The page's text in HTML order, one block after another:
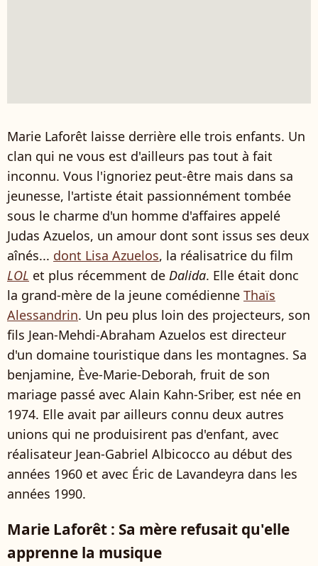
Marie Laforêt laisse derrière elle trois enfants. Un
clan qui ne vous est d'ailleurs pas tout à fait
inconnu. Vous l'ignoriez peut-être mais dans sa
jeunesse, l'artiste était passionnément tombée
sous le charme d'un homme d'affaires appelé
Judas Azuelos, un amour dont sont issus ses deux
aînés... dont Lisa Azuelos, la réalisatrice du film
LOL et plus récemment de Dalida. Elle était donc
la grand-mère de la jeune comédienne Thaïs
Alessandrin. Un peu plus loin des projecteurs, son
fils Jean-Mehdi-Abraham Azuelos est directeur
d'un domaine touristique dans les montagnes. Sa
benjamine, Ève-Marie-Deborah, fruit de son
mariage passé avec Alain Kahn-Sriber, est née en
1974. Elle avait par ailleurs connu deux autres
unions qui ne produisirent pas d'enfant, avec
réalisateur Jean-Gabriel Albicocco au début des
années 1960 et avec Éric de Lavandeyra dans les
années 1990.
Marie Laforêt : Sa mère refusait qu'elle
apprenne la musique